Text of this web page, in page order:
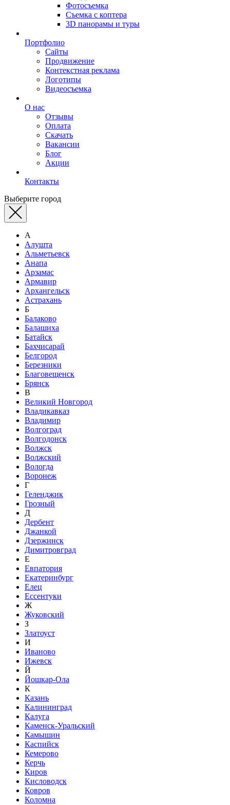
Фотосъемка
Съемка с коптера
3D панорамы и туры
Портфолио
Сайты
Продвижение
Контекстная реклама
Логотипы
Видеосъемка
О нас
Отзывы
Оплата
Скачать
Вакансии
Блог
Акции
Контакты
Выберите город
А
Алушта
Альметьевск
Анапа
Арзамас
Армавир
Архангельск
Астрахань
Б
Балаково
Балашиха
Батайск
Бахчисарай
Белгород
Березники
Благовещенск
Брянск
В
Великий Новгород
Владикавказ
Владимир
Волгоград
Волгодонск
Волжск
Волжский
Вологда
Воронеж
Г
Геленджик
Грозный
Д
Дербент
Джанкой
Дзержинск
Димитровград
Е
Евпатория
Екатеринбург
Елец
Ессентуки
Ж
Жуковский
З
Златоуст
И
Иваново
Ижевск
Й
Йошкар-Ола
К
Казань
Калининград
Калуга
Каменск-Уральский
Камышин
Каспийск
Кемерово
Керчь
Киров
Кисловодск
Ковров
Коломна